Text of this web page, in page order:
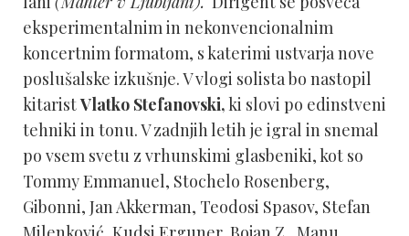
eksperimentalnim in nekonvencionalnim
koncertnim formatom, s katerimi ustvarja nove
poslušalske izkušnje. V vlogi solista bo nastopil
kitaristVlatko Stefanovski,ki slovi po edinstveni
tehniki in tonu. V zadnjih letih je igral in snemal
po vsem svetu z vrhunskimi glasbeniki, kot so
Tommy Emmanuel, Stochelo Rosenberg,
Gibonni, Jan Akkerman, Teodosi Spasov, Stefan